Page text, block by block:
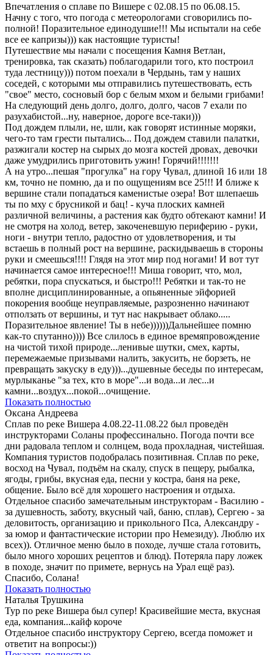
Впечатления о сплаве по Вишере с 02.08.15 по 06.08.15.
Начну с того, что погода с метеорологами сговорились по-
полной! Поразительное единодушие!!! Мы испытали на себе
все ее капризы))) как настоящие туристы!
Путешествие мы начали с посещения Камня Ветлан,
тренировка, так сказать) поблагодарили того, кто построил
туда лестницу))) потом поехали в Чердынь, там у наших
соседей, с которыми мы отправились путешествовать, есть
"свое" место, сосновый бор с белым мхом и белыми грибами!
На следующий день долго, долго, долго, часов 7 ехали по
разухабистой...ну, наверное, дороге все-таки)))
Под дождем плыли, не, шли, как говорят истинные моряки,
чего-то там грести пытались... Под дождем ставили палатки,
разжигали костер на сырых до мозга костей дровах, девочки
даже умудрились приготовить ужин! Горячий!!!!!!!
А на утро...пешая "прогулка" на гору Чувал, длиной 16 или 18
км, точно не помню, да и по ощущениям все 25!!! И ближе к
вершине стали попадаться каменистые озера! Вот шлепаешь
ты по мху с брусникой и бац! - куча плоских камней
различной величины, а растения как будто обтекают камни! И
не смотря на холод, ветер, закоченевшую периферию - руки,
ноги - внутри тепло, радостно от удовлетворения, и ты
встаешь в полный рост на вершине, раскидываешь в стороны
руки и смеешься!!!! Глядя на этот мир под ногами! И вот тут
начинается самое интересное!!! Миша говорит, что, мол,
ребятки, пора спускаться, и быстро!!! Ребятки и так-то не
вполне дисциплинированные, а опьяненные эйфорией
покорения вообще неуправляемые, разрозненно начинают
отползать от вершины, и тут нас накрывает облако.....
Поразительное явление! Ты в небе))))))Дальнейшее помню
как-то спутанно)))) Все слилось в единое времяпровождение
на чистой тихой природе...ленивые шутки, смех, карты,
перемежаемые призывами налить, закусить, не борзеть, не
превращать закуску в еду)))...душевные беседы по интересам,
мурлыканье "за тех, кто в море"...и вода...и лес...и
камни...воздух...покой...очищение.
Показать полностью
Оксана Андреева
Сплав по реке Вишера 4.08.22-11.08.22 был проведён
инструкторами Соланы профессинально. Погода почти все
дни радовала теплом и солнцем, вода прохладная, чистейшая.
Компания туристов подобралась позитивная. Сплав по реке,
восход на Чувал, подъём на скалу, спуск в пещеру, рыбалка,
ягоды, грибы, вкусная еда, песни у костра, баня на реке,
общение. Было всё для хорошего настроения и отдыха.
Отдельное спасибо замечательным инструкторам - Василию -
за душевность, заботу, вкусный чай, баню, сплав), Сергею - за
деловитость, организацию и прикольного Пса, Александру -
за юмор и фантастические истории про Немезиду). Люблю их
всех)). Отличное меню было в походе, лучше стала готовить,
было много хороших рецептов и блюд). Потеряла пару ложек
в походе, значит по примете, вернусь на Урал ещё раз).
Спасибо, Солана!
Показать полностью
Наталья Трушкина
Тур по реке Вишера был супер! Красивейшие места, вкусная
еда, компания...кайф короче
Отдельное спасибо инструктору Сергею, всегда поможет и
ответит на вопросы:))